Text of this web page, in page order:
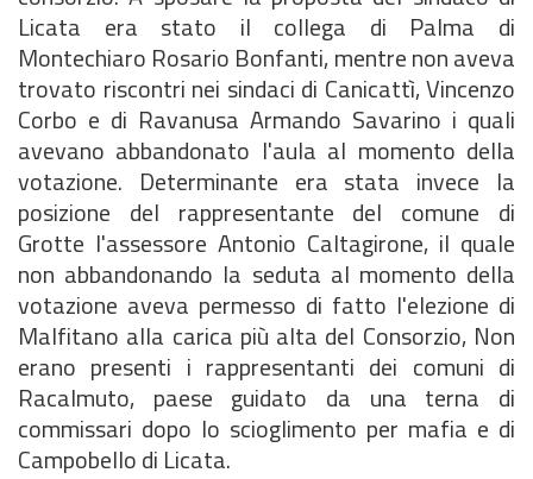
Licata era stato il collega di Palma di
Montechiaro Rosario Bonfanti, mentre non aveva
trovato riscontri nei sindaci di Canicattì, Vincenzo
Corbo e di Ravanusa Armando Savarino i quali
avevano abbandonato l'aula al momento della
votazione. Determinante era stata invece la
posizione del rappresentante del comune di
Grotte l'assessore Antonio Caltagirone, il quale
non abbandonando la seduta al momento della
votazione aveva permesso di fatto l'elezione di
Malfitano alla carica più alta del Consorzio, Non
erano presenti i rappresentanti dei comuni di
Racalmuto, paese guidato da una terna di
commissari dopo lo scioglimento per mafia e di
Campobello di Licata.